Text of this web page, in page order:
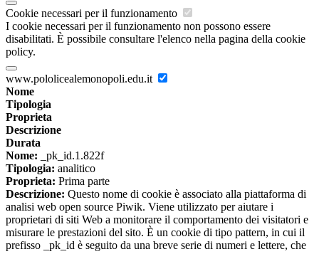
Cookie necessari per il funzionamento
I cookie necessari per il funzionamento non possono essere
disabilitati. È possibile consultare l'elenco nella pagina della cookie
policy.
www.pololicealemonopoli.edu.it
Nome
Tipologia
Proprieta
Descrizione
Durata
Nome: _pk_id.1.822f
Tipologia: analitico
Proprieta: Prima parte
Descrizione: Questo nome di cookie è associato alla piattaforma di
analisi web open source Piwik. Viene utilizzato per aiutare i
proprietari di siti Web a monitorare il comportamento dei visitatori e
misurare le prestazioni del sito. È un cookie di tipo pattern, in cui il
prefisso _pk_id è seguito da una breve serie di numeri e lettere, che